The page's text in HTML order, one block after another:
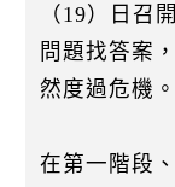
（19）日召
問題找答案
然度過危機。
在第一階段